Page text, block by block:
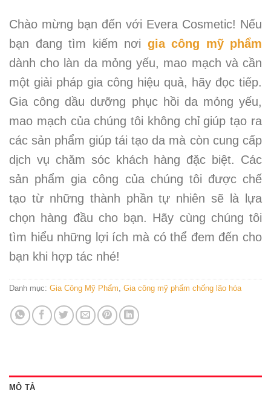
Chào mừng bạn đến với Evera Cosmetic! Nếu
bạn đang tìm kiếm nơi gia công mỹ phẩm
dành cho làn da mỏng yếu, mao mạch và cần
một giải pháp gia công hiệu quả, hãy đọc tiếp.
Gia công dầu dưỡng phục hồi da mỏng yếu,
mao mạch của chúng tôi không chỉ giúp tạo ra
các sản phẩm giúp tái tạo da mà còn cung cấp
dịch vụ chăm sóc khách hàng đặc biệt. Các
sản phẩm gia công của chúng tôi được chế
tạo từ những thành phần tự nhiên sẽ là lựa
chọn hàng đầu cho bạn. Hãy cùng chúng tôi
tìm hiểu những lợi ích mà có thể đem đến cho
bạn khi hợp tác nhé!
Danh mục: Gia Công Mỹ Phẩm, Gia công mỹ phẩm chống lão hóa
MÔ TẢ